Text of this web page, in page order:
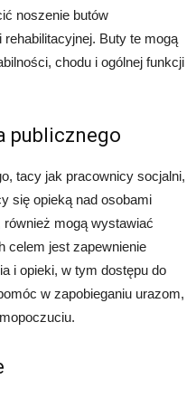
noszenie butów
Buty te mogą
chodu i ogólnej funkcji
publicznego
tacy jak pracownicy socjalni,
się opieką nad osobami
również mogą wystawiać
celem jest zapewnienie
i opieki, w tym dostępu do
w zapobieganiu urazom,